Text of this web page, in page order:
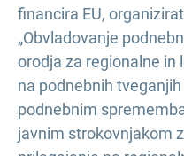
financira EU,
„Obvladovanje
orodja za regionalne in
na podnebnih
podnebnim
javnim strokovnjakom